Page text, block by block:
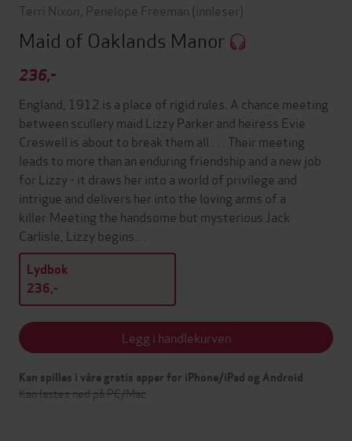
Terri Nixon Penelope Freeman (innleser)
Maid of Oaklands Manor
236,-
England, 1912 is a place of rigid rules. A chance meeting
between scullery maid Lizzy Parker and heiress Evie
Creswell is about to break them all . . . Their meeting
leads to more than an enduring friendship and a new job
for Lizzy - it draws her into a world of privilege and
intrigue and delivers her into the loving arms of a
killer.Meeting the handsome but mysterious Jack
Carlisle, Lizzy begins…
Lydbok
236,-
Legg i handlekurven
Kan spilles i våre gratis apper for iPhone/iPad og Android
Kan lastes ned på PC/Mac